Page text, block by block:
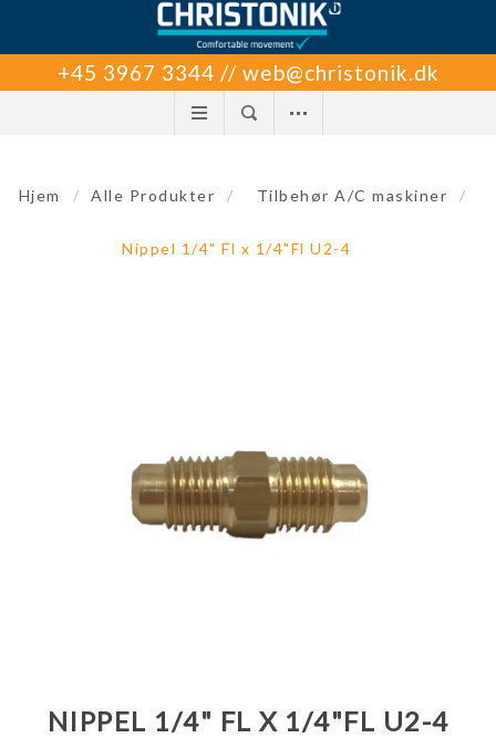
+45 3967 3344 // web@christonik.dk
Hjem / Alle Produkter / Tilbehør A/C maskiner /
Nippel 1/4" Fl x 1/4"Fl U2-4
NIPPEL 1/4" FL X 1/4"FL U2-4